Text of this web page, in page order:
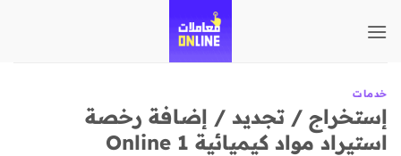
للمحتوى
خدمات
إستخراج / تجديد / إضافة رخصة
استيراد مواد كيميائية Online 1